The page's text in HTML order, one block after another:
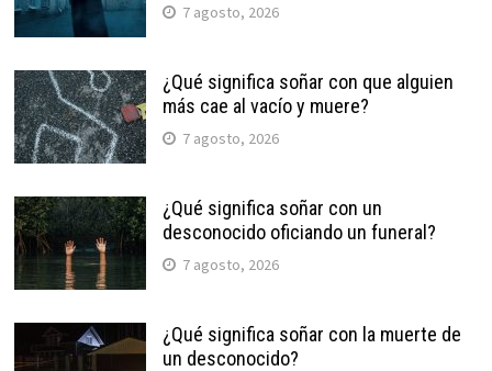
7 agosto, 2026
¿Qué significa soñar con que alguien
más cae al vacío y muere?
7 agosto, 2026
¿Qué significa soñar con un
desconocido oficiando un funeral?
7 agosto, 2026
¿Qué significa soñar con la muerte de
un desconocido?